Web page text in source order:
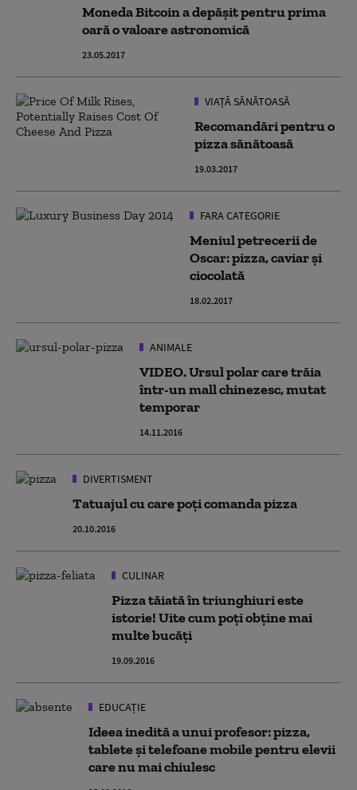
Moneda Bitcoin a depășit pentru prima
oară o valoare astronomică
23.05.2017
VIAȚĂ SĂNĂTOASĂ
Recomandări pentru o
pizza sănătoasă
19.03.2017
FARA CATEGORIE
Meniul petrecerii de
Oscar: pizza, caviar şi
ciocolată
18.02.2017
ANIMALE
VIDEO. Ursul polar care trăia
într-un mall chinezesc, mutat
temporar
14.11.2016
DIVERTISMENT
Tatuajul cu care poți comanda pizza
20.10.2016
CULINAR
Pizza tăiată în triunghiuri este
istorie! Uite cum poți obține mai
multe bucăți
19.09.2016
EDUCAȚIE
Ideea inedită a unui profesor: pizza,
tablete şi telefoane mobile pentru elevii
care nu mai chiulesc